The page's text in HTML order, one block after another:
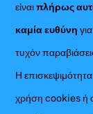
είναιπλήρως
καμία ευθύνη
τυχόν
Η επισκεψιμότητα
χρήση cookies ή